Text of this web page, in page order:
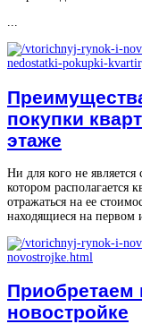
...
покупки
этаже
Ни для кого не является
котором располагается
отражаться на ее
находящиеся на первом
Приобретаем
новостройке